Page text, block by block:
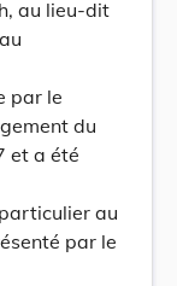
au lieu-dit
par le
du
et a été
au
par le